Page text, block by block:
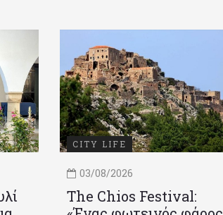
CITY LIFE
03/08/2026
Τhe Chios Festival: